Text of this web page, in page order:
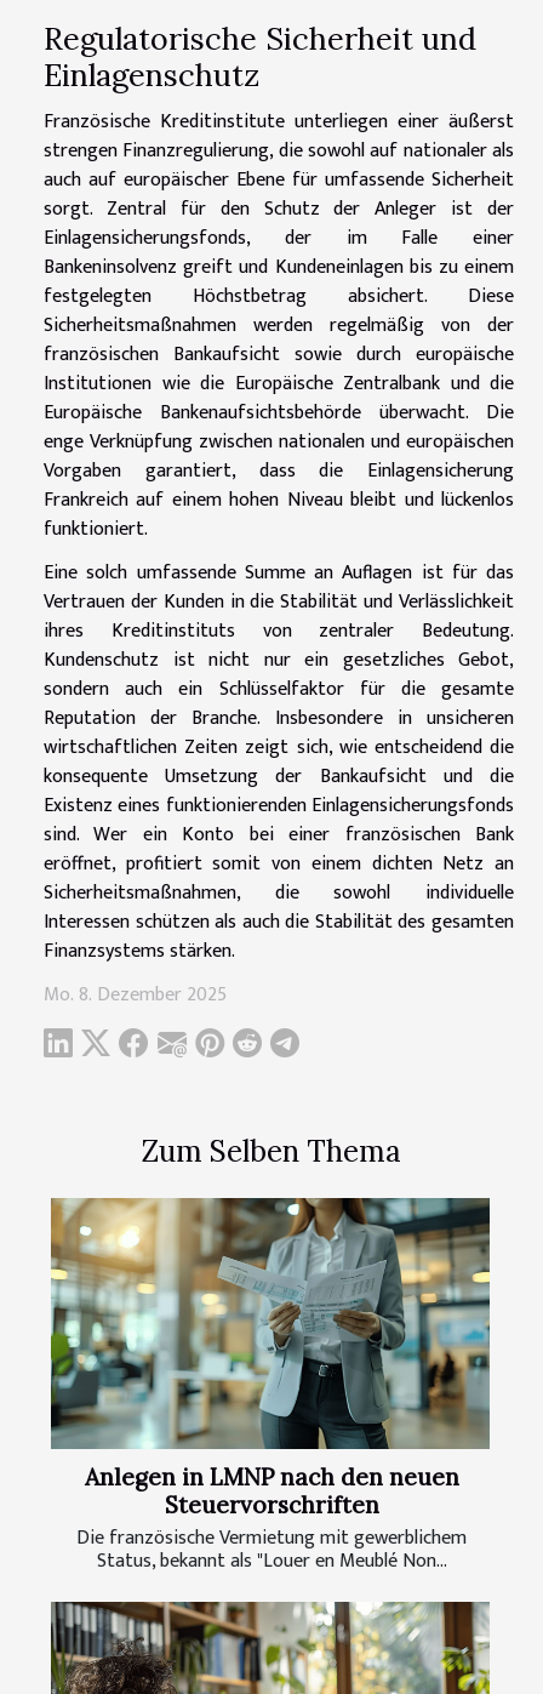
Zum Selben Thema
Anlegen in LMNP nach den neuen
Steuervorschriften
Die französische Vermietung mit gewerblichem
Status, bekannt als "Louer en Meublé Non...
Regulatorische Sicherheit und
Einlagenschutz
Französische Kreditinstitute unterliegen einer äußerst
strengen Finanzregulierung, die sowohl auf nationaler als
auch auf europäischer Ebene für umfassende Sicherheit
sorgt. Zentral für den Schutz der Anleger ist der
Einlagensicherungsfonds, der im Falle einer
Bankeninsolvenz greift und Kundeneinlagen bis zu einem
festgelegten Höchstbetrag absichert. Diese
Sicherheitsmaßnahmen werden regelmäßig von der
französischen Bankaufsicht sowie durch europäische
Institutionen wie die Europäische Zentralbank und die
Europäische Bankenaufsichtsbehörde überwacht. Die
enge Verknüpfung zwischen nationalen und europäischen
Vorgaben garantiert, dass die Einlagensicherung
Frankreich auf einem hohen Niveau bleibt und lückenlos
funktioniert.
Eine solch umfassende Summe an Auflagen ist für das
Vertrauen der Kunden in die Stabilität und Verlässlichkeit
ihres Kreditinstituts von zentraler Bedeutung.
Kundenschutz ist nicht nur ein gesetzliches Gebot,
sondern auch ein Schlüsselfaktor für die gesamte
Reputation der Branche. Insbesondere in unsicheren
wirtschaftlichen Zeiten zeigt sich, wie entscheidend die
konsequente Umsetzung der Bankaufsicht und die
Existenz eines funktionierenden Einlagensicherungsfonds
sind. Wer ein Konto bei einer französischen Bank
eröffnet, profitiert somit von einem dichten Netz an
Sicherheitsmaßnahmen, die sowohl individuelle
Interessen schützen als auch die Stabilität des gesamten
Finanzsystems stärken.
Mo. 8. Dezember 2025